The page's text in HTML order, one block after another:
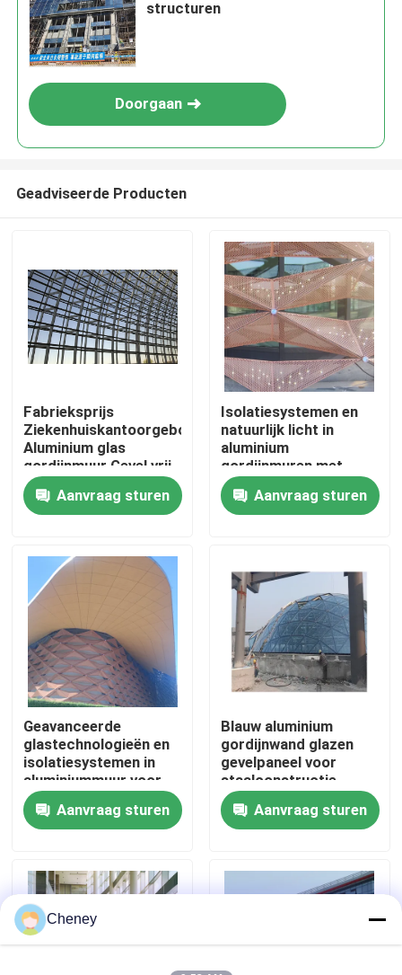
Huis
Producten
Ongeveer ons
Fabrieksreis
Kwaliteitscontrole
Contacteer ons
Nieuws
staal ruimtekaders
structuren
Doorgaan
Geadviseerde Producten
Fabrieksprijs
Ziekenhuiskantoorgebouw
Aluminium glas
gordijnmuur Gevel vrij
ontwerp
Aanvraag sturen
Isolatiesystemen en
natuurlijk licht in
aluminium
gordijnmuren met
geavanceerde
glastechnologieën
Aanvraag sturen
Geavanceerde
glastechnologieën en
isolatiesystemen in
aluminiummuur voor
energie-efficiëntie
Aanvraag sturen
Blauw aluminium
gordijnwand glazen
gevelpaneel voor
staalconstructie
Gebouwontwerpoplossing
op de wereldmarkt
Aanvraag sturen
Cheney